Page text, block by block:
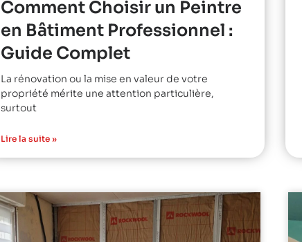
Comment Choisir un Peintre
en Bâtiment Professionnel :
Guide Complet
La rénovation ou la mise en valeur de votre
propriété mérite une attention particulière,
surtout
Lire la suite »